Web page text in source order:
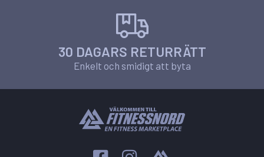
30 DAGARS RETURRÄTT
Enkelt och smidigt att byta